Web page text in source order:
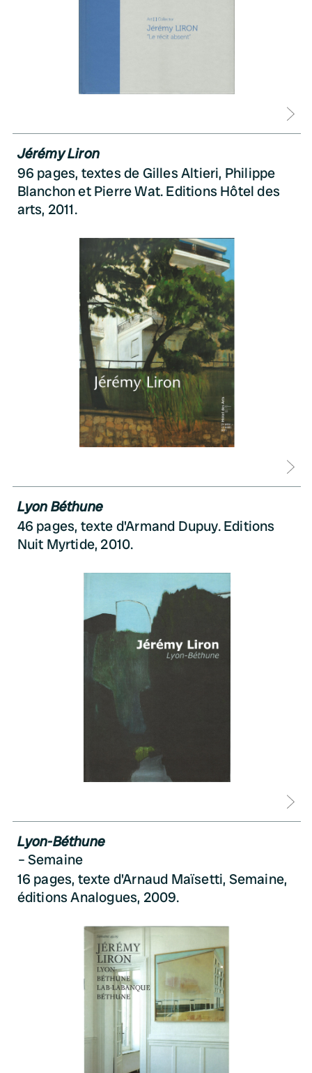
Jérémy Liron
96 pages, textes de Gilles Altieri, Philippe
Blanchon et Pierre Wat. Editions Hôtel des
arts, 2011.
Lyon Béthune
46 pages, texte d'Armand Dupuy. Editions
Nuit Myrtide, 2010.
Lyon-Béthune
Semaine
16 pages, texte d'Arnaud Maïsetti, Semaine,
éditions Analogues, 2009.